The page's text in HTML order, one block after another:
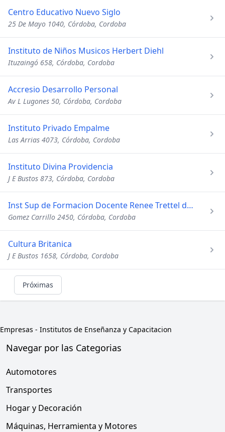
Centro Educativo Nuevo Siglo
25 De Mayo 1040, Córdoba, Cordoba
Instituto de Niños Musicos Herbert Diehl
Ituzaingó 658, Córdoba, Cordoba
Accresio Desarrollo Personal
Av L Lugones 50, Córdoba, Cordoba
Instituto Privado Empalme
Las Arrias 4073, Córdoba, Cordoba
Instituto Divina Providencia
J E Bustos 873, Córdoba, Cordoba
Inst Sup de Formacion Docente Renee Trettel de Fabian
Gomez Carrillo 2450, Córdoba, Cordoba
Cultura Britanica
J E Bustos 1658, Córdoba, Cordoba
Próximas
Empresas - Institutos de Enseñanza y Capacitacion
Navegar por las Categorias
Automotores
Transportes
Hogar y Decoración
Máquinas, Herramienta y Motores